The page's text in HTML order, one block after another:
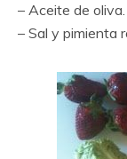
– Aceite de oliva.
– Sal y pimienta